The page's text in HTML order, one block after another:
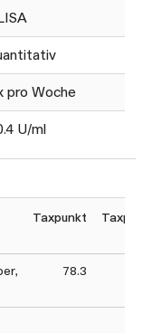
pro Woche
U/ml
Taxpunkt
78.3